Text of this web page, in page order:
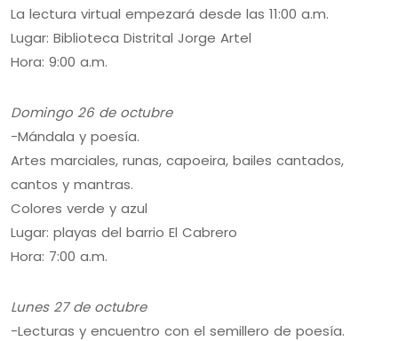
La lectura virtual empezará desde las 11:00 a.m.
Lugar: Biblioteca Distrital Jorge Artel
Hora: 9:00 a.m.
Domingo 26 de octubre
-Mándala y poesía.
Artes marciales, runas, capoeira, bailes cantados,
cantos y mantras.
Colores verde y azul
Lugar: playas del barrio El Cabrero
Hora: 7:00 a.m.
Lunes 27 de octubre
-Lecturas y encuentro con el semillero de poesía.